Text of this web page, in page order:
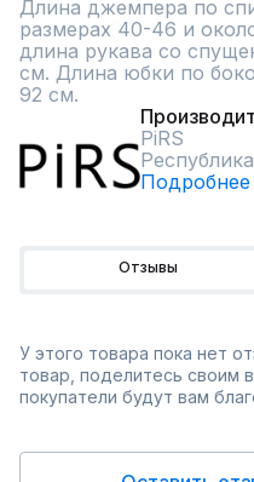
Длина джемпера по
размерах 40-46 и
длина рукава со
см. Длина юбки по
92 см.
PiRS
Подробнее
Отзывы
У этого товара пока нет
товар, поделитесь своим
покупатели будут вам